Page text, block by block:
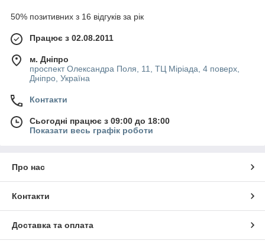
50% позитивних з 16 відгуків за рік
Працює з 02.08.2011
м. Дніпро
проспект Олександра Поля, 11, ТЦ Міріада, 4 поверх,
Дніпро, Україна
Контакти
Сьогодні працює з 09:00 до 18:00
Показати весь графік роботи
Про нас
Контакти
Доставка та оплата